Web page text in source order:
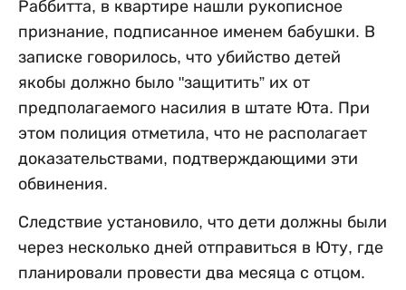
Раббитта, в квартире нашли рукописное
признание, подписанное именем бабушки. В
записке говорилось, что убийство детей
якобы должно было "защитить” их от
предполагаемого насилия в штате Юта. При
этом полиция отметила, что не располагает
доказательствами, подтверждающими эти
обвинения.
Следствие установило, что дети должны были
через несколько дней отправиться в Юту, где
планировали провести два месяца с отцом.